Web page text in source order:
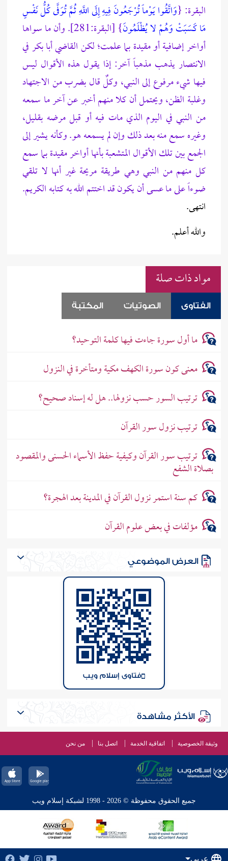
البقرة: {وَاتَّقُوا يَوْماً تُرْجَعُونَ فِيهِ إِلَى اللَّهِ ثُمَّ تُوَفَّى كُلُّ نَفْسٍ
مَا كَسَبَتْ وَهُمْ لا يُظْلَمُونَ
} [البقرة:281]. وأن ما سواها
أواخر إضافية أو مقيدة بما علمت؛ لكن القاضي أبا بكر في
الانتصار يذهب مذهباً آخر: إذا يقول هذه الأقوال ليس
فيها شيء مرفوع إلى النبي، وكلٌ قال بضرب من الاجتهاد
وغلبة الظن، ويحتمل أن كلا منهم أخبر عن آخر ما سمعه
من النبي في اليوم الذي مات فيه أو قبل مرضه بقليل،
وغيره سمع منه بعد ذلك وإن لم يسمعه هو. وكأنه يشير إلى
الجمع بين تلك الأقوال المتشعبة بأنها أواخر مقيدة بما سمع
كل منهم من النبي وهي طريقة مريحة غير أنها لا تلقي
ضوءاً على ما عسى أن يكون قد اختتم الله به كتابه الكريم.
انتهى.
والله أعلم.
مواد ذات صلة
الفتاوى الصوتيات المكتبة
ما أول سورة جاءت فيها كلمة التوحيد؟
معنى كون سورة الكهف مكية ومتأخرة في النزول
ترتيب السور حسب نزولها.. هل له إسناد صحيح؟
ترتيب نزول سور القرآن
ترتيب سور القرآن وكيفية حفظ الأسماء الحسنى والمقصود
بصلاة الشفع
كم سنة استمر نزول القرآن في المدينة بعد الهجرة؟
مؤلفات في بعض علوم القرآن
العرض الموضوعي
فتاوى إسلام ويب
الأكثر مشاهدة
وثيقة الخصوصية اتفاقية الخدمة اتصل بنا من نحن
جميع الحقوق محفوظة © 2026 - 1998 لشبكة إسلام ويب
عربي